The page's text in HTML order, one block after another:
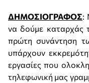
ΔΗΜΟΣΙΟΓΡΑΦΟΣ:
να δούμε καταρχάς
πρώτη συνάντηση
υπάρχουν
εργασίες που
τηλεφωνική μας